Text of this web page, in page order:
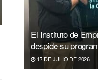
El Instituto de
despide su
17 DE JULIO DE 2026